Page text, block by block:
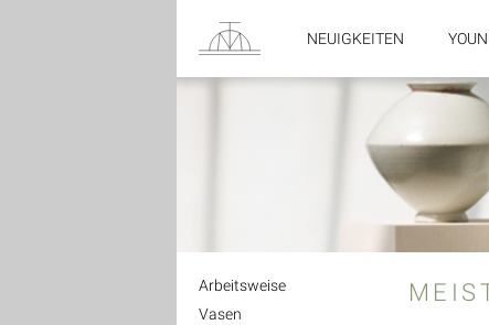
NEUIGKEITEN
Arbeitsweise
Vasen